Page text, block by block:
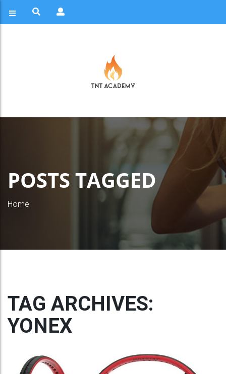
POSTS TAGGED
Home
TAG ARCHIVES:
YONEX